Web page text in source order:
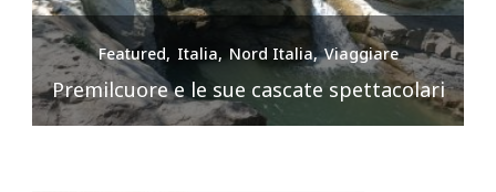
Featured Italia Nord Italia Viaggiare
Premilcuore e le sue cascate spettacolari